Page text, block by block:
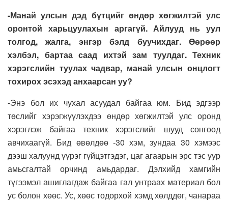
-Манай улсын дэд бүтцийг өндөр хөгжилтэй улс
оронтой харьцуулахын аргагүй. Айлууд нь уул
толгод, жалга, энгэр бэлд буучихдаг. Өөрөөр
хэлбэл, бартаа саад ихтэй зам туулдаг. Техник
хэрэгслийн туулах чадвар, манай улсын онцлогт
тохирох эсэхэд анхаарсан уу?
-Энэ бол их чухал асуудал байгаа юм. Бид эдгээр
төслийг хэрэгжүүлэхдээ өндөр хөгжилтэй улс оронд
хэрэглэж байгаа техник хэрэгслийг шууд сонгоод
авчихаагүй. Бид өвөлдөө -30 хэм, зундаа 30 хэмээс
дээш халуунд үүрэг гүйцэтгэдэг, цаг агаарын эрс тэс уур
амьсгалтай орчинд амьдардаг. Дэлхийд хамгийн
түгээмэл ашиглагдаж байгаа гал унтраах материал бол
ус болон хөөс. Ус, хөөс тодорхой хэмд хөлддөг, чанараа